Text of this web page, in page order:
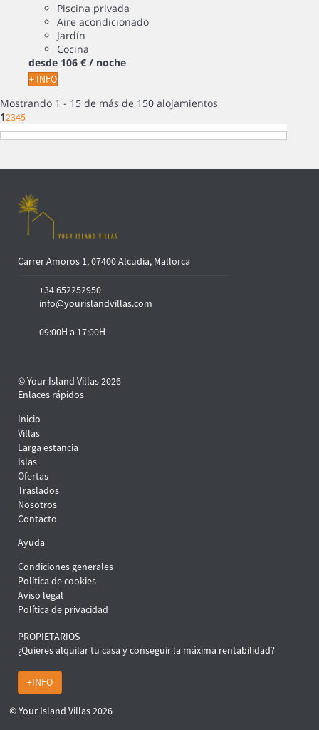
Piscina privada
Aire acondicionado
Jardín
Cocina
desde 106 € / noche
+ INFO
Mostrando 1 - 15 de más de 150 alojamientos
12345
Carrer Amoros 1, 07400 Alcudia, Mallorca
+34 652252950
info@yourislandvillas.com
09:00H a 17:00H
© Your Island Villas 2026
Enlaces rápidos
Inicio
Villas
Larga estancia
Islas
Ofertas
Traslados
Nosotros
Contacto
Ayuda
Condiciones generales
Política de cookies
Aviso legal
Política de privacidad
PROPIETARIOS
¿Quieres alquilar tu casa y conseguir la máxima rentabilidad?
+INFO
© Your Island Villas 2026